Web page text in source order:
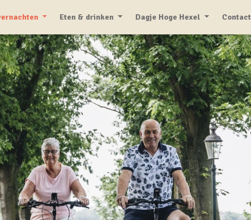
Eten & drinken Dagje Hoge Hexel Contact